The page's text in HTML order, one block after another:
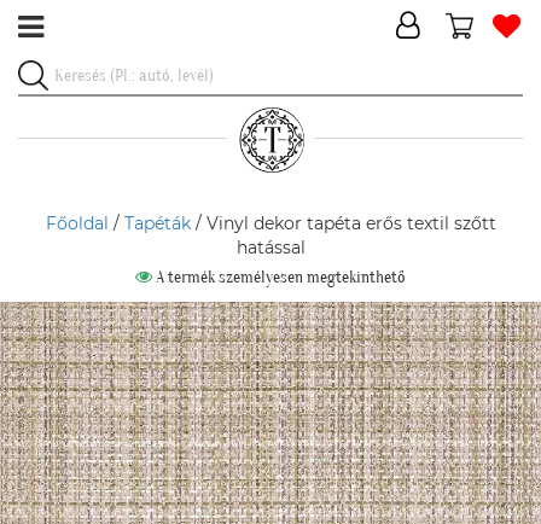
Főoldal / Tapéták/ Vinyl dekor tapéta erős textil szőtt
hatással
A termék személyesen megtekinthető